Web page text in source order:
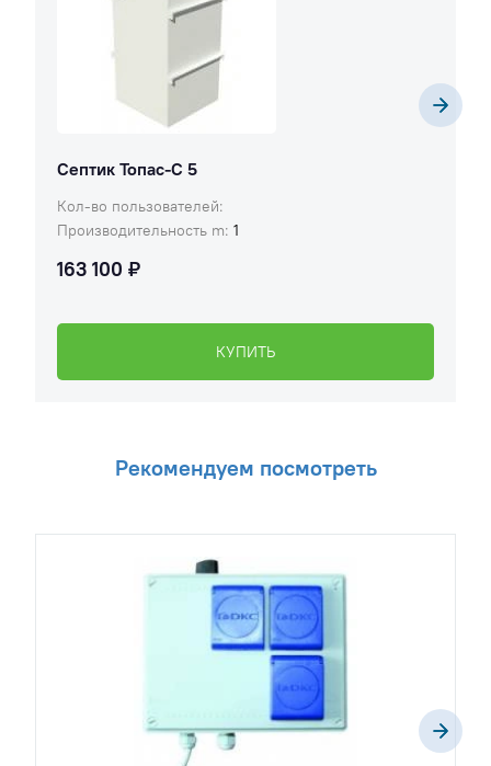
Септик Топас-С 5
Кол-во пользователей:
Производительность m: 1
163 100 ₽
КУПИТЬ
Рекомендуем посмотреть